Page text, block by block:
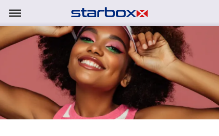
Navigation
anzeigen/ausblenden
Navigation
AGENTUR
MODELS
TALENTE
PROJEKTE